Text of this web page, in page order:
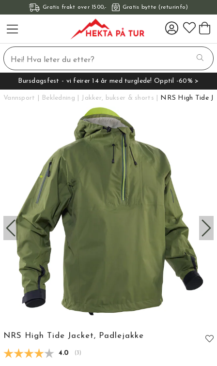
Gratis frakt over 1500,- Gratis bytte (returinfo)
Bursdagsfest - vi feirer 14 år med turglede! Opptil -60% >
Vannsport Bekledning Jakker, bukser & shorts NRS High Tide
NRS High Tide Jacket, Padlejakke
Gjennomsnittskarakter:
4.0 (stemmer:
3)